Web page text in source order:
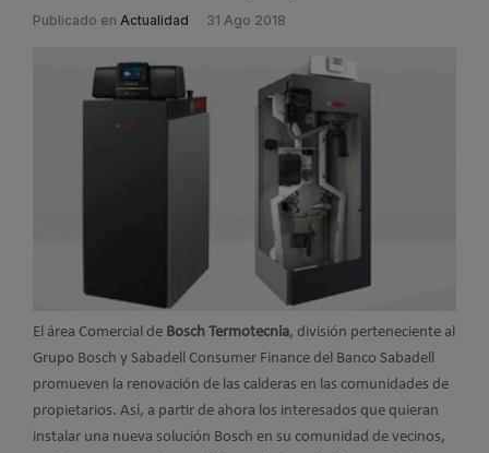
Publicado en Actualidad 31 Ago 2018
El área Comercial de Bosch Termotecnia, división perteneciente al
Grupo Bosch y Sabadell Consumer Finance del Banco Sabadell
promueven la renovación de las calderas en las comunidades de
propietarios. Así, a partir de ahora los interesados que quieran
instalar una nueva solución Bosch en su comunidad de vecinos,